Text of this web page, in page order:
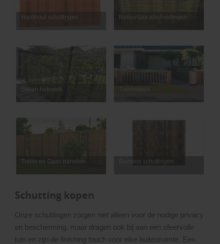
Hardhout schuttingen Natuurlijke afscheidingen
Stalen hekwerk Tuinhekken
Trellis en Gaas panelen Bamboo schuttingen
Schutting kopen
Onze schuttingen zorgen niet alleen voor de nodige privacy
en bescherming, maar dragen ook bij aan een sfeervolle
tuin en zijn de finishing touch voor elke buitenruimte. Een